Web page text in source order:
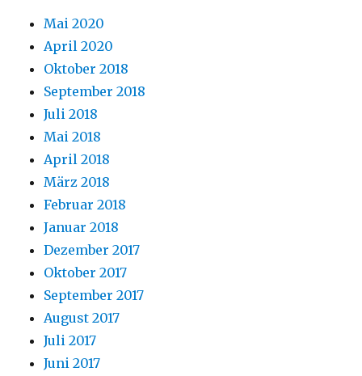
Mai 2020
April 2020
Oktober 2018
September 2018
Juli 2018
Mai 2018
April 2018
März 2018
Februar 2018
Januar 2018
Dezember 2017
Oktober 2017
September 2017
August 2017
Juli 2017
Juni 2017